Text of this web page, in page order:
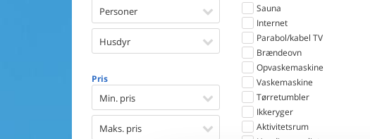
Personer
Husdyr
Pris
Min. pris
Maks. pris
Sauna
Internet
Parabol/kabel TV
Brændeovn
Opvaskemaskine
Vaskemaskine
Tørretumbler
Ikkeryger
Aktivitetsrum